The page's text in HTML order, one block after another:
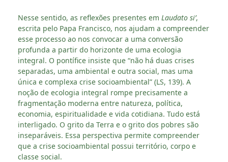
Nesse sentido, as reflexões presentes em Laudato si’,
escrita pelo Papa Francisco, nos ajudam a compreender
esse processo ao nos convocar a uma conversão
profunda a partir do horizonte de uma ecologia
integral. O pontífice insiste que “não há duas crises
separadas, uma ambiental e outra social, mas uma
única e complexa crise socioambiental” (LS, 139). A
noção de ecologia integral rompe precisamente a
fragmentação moderna entre natureza, política,
economia, espiritualidade e vida cotidiana. Tudo está
interligado. O grito da Terra e o grito dos pobres são
inseparáveis. Essa perspectiva permite compreender
que a crise socioambiental possui território, corpo e
classe social.